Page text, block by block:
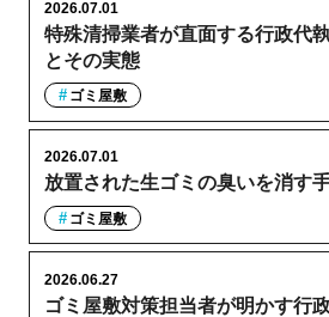
特殊清掃業者が直面する行政代
とその実態
2026.07.01
ゴミ屋敷
放置された生ゴミの臭いを消す
2026.07.01
ゴミ屋敷
ゴミ屋敷対策担当者が明かす行
2026.06.27